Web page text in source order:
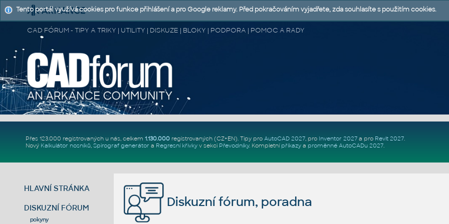
CAD FÓRUM - TIPY A TRIKY | UTILITY | DISKUZE | BLOKY | PODPORA | POMOC A RADY
Přes 123.000 registrovaných u nás, celkem 1.130.000registrovaných (CZ+EN). Tipy pro AutoCAD 2027, pro Inventor 2027a pro Revit 2027.
Nový Kalkulátor nosníků, Spirograf generátor a Regresní křivkyv sekci Převodníky. Kompletní příkazya proměnné AutoCADu 2027.
HLAVNÍ STRÁNKA
DISKUZNÍ FÓRUM
pokyny
Diskuzní fórum, poradna
Tento portál využívá cookies pro funkce přihlášení a pro Google reklamy. Před pokračováním vyjadřete, zda souhlasíte s použitím cookies.